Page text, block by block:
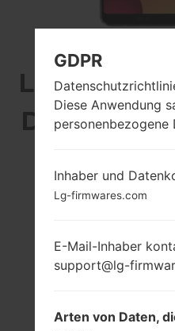
LG H870I
DER LG G6
-
GDPR
Diese Anwendung
personenbezogene
Inhaber und
Lg-firmwares.com
E-Mail-Inhaber
support@lg-
Arten von Daten,